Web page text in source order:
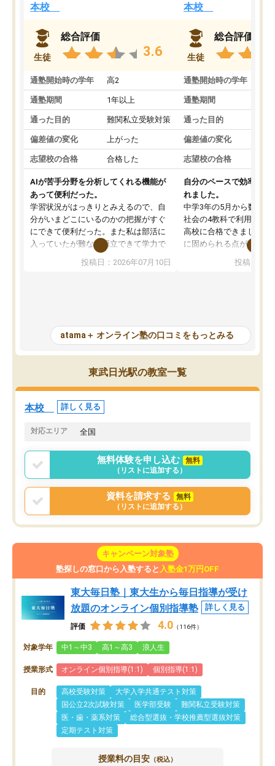
本校
生徒
総合評価
3.6
通塾開始時の学年 高2
通塾期間 1年以上
通った目的 難関私立受験対策
偏差値の変化 上がった
志望校の合格 合格した
AIが苦手分野を分析してくれる機能が
あって便利だった。
学習状況がはっきりとみえるので、自
分がいまどこにいるのかの把握がすぐ
にできて便利だった。また私は部活に
入っていたが難なく両立できて学力で
も部活でも結果を残すことができてよ
かった。また問題演習の際に、自分が
が、自分で自分の管理ができない人に
とっては難しい部分もあるのではない
かと思った。
投稿日：2026年07月10日
本校
生徒
総合評価
通塾開始時の学年
通塾期間
通った目的
偏差値の変化
志望校の合格
自分のペースで効率よく
れました。
中学3年の5月から数学・
社会の4教科で利用し、
高校に合格できました。
に固められる点が魅力で
項目のおかげで、手軽
元数が可視化されるので
しながら意欲的に取り組
常に効果を実感している
になった現在も大学受験
して利用しており、自信
すめできる塾です。
投稿日：
atama＋ オンライン塾の口コミをもっとみる
東武日光駅の教室一覧
本校 詳しく見る
対応エリア 全国
無料体験を申し込む
無料
（リストに追加する）
資料を請求する
無料
（リストに追加する）
キャンペーン対象塾
塾探しの窓口から入塾すると 入塾金1万円OFF
東大毎日塾｜東大生から毎日指導が受け
放題のオンライン個別指導塾
詳しく見る
評価 4.0 （116件）
対象学年 中1～中3 高1～高3 浪人生
授業形式 オンライン個別指導(1:1) 個別指導(1:1)
目的 高校受験対策
大学入学共通テスト対策
国公立2次試験対策
医学部受験
難関私立受験対策
医・歯・薬系対策
総合型選抜・学校推薦型選抜対策
定期テスト対策
授業料の目安 （税込）